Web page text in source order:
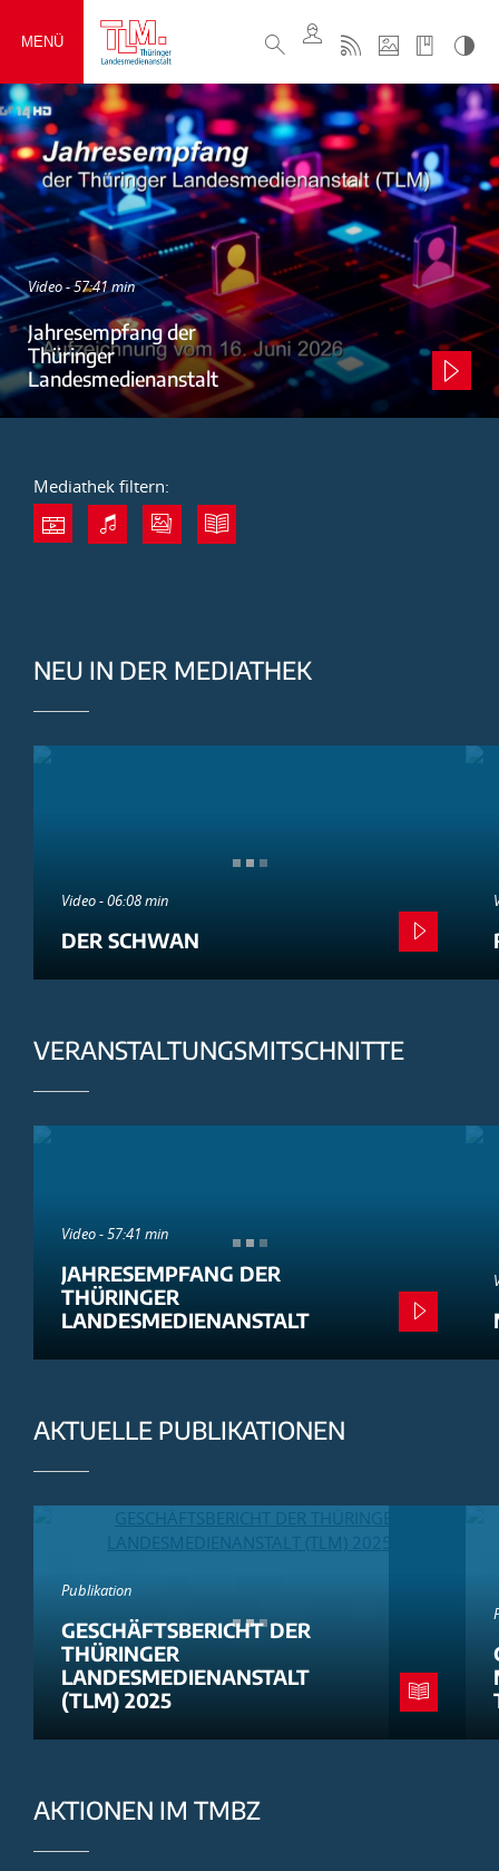
MENÜ
Video - 57:41 min
Jahresempfang der
Thüringer
Landesmedienanstalt
Mediathek filtern:
NEU IN DER MEDIATHEK
Video - 06:08 min
DER SCHWAN
VERANSTALTUNGSMITSCHNITTE
Video - 57:41 min
JAHRESEMPFANG DER
THÜRINGER
LANDESMEDIENANSTALT
AKTUELLE PUBLIKATIONEN
Publikation
GESCHÄFTSBERICHT DER
THÜRINGER
LANDESMEDIENANSTALT
(TLM) 2025
AKTIONEN IM TMBZ